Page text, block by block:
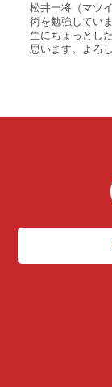
松井一将（マツ
術を勉強してい
生にちょっとし
思います。よろ